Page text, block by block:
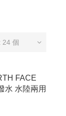
24 個